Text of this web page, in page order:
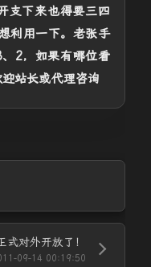
支下来也得要三四
利用一下。老张手
2，如果有哪位看
站长或代理咨询
式对外开放了！
09-14 00:19:50